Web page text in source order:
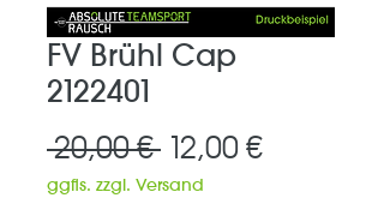
FV Brühl Cap
2122401
20,00 € Standardpreis
12,00 €Sale-
ggfls. zzgl. Versand